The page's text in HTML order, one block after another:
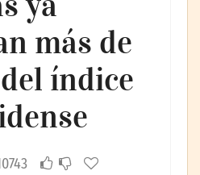
más de
índice